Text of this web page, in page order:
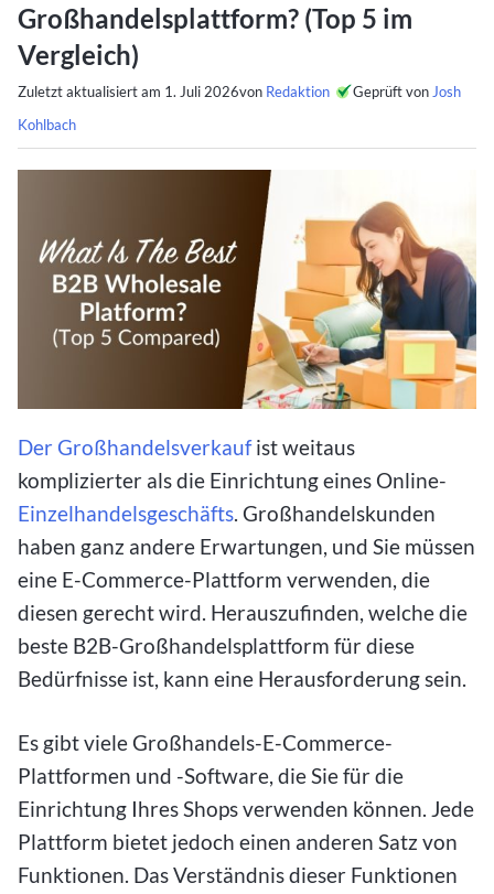
Großhandelsplattform? (Top 5 im
Vergleich)
Zuletzt aktualisiert am 1. Juli 2026von Redaktion Geprüft von Josh
Kohlbach
Der Großhandelsverkaufist weitaus
komplizierter als die Einrichtung eines Online-
Einzelhandelsgeschäfts. Großhandelskunden
haben ganz andere Erwartungen, und Sie müssen
eine E-Commerce-Plattform verwenden, die
diesen gerecht wird. Herauszufinden, welche die
beste B2B-Großhandelsplattform für diese
Bedürfnisse ist, kann eine Herausforderung sein.
Es gibt viele Großhandels-E-Commerce-
Plattformen und -Software, die Sie für die
Einrichtung Ihres Shops verwenden können. Jede
Plattform bietet jedoch einen anderen Satz von
Funktionen. Das Verständnis dieser Funktionen